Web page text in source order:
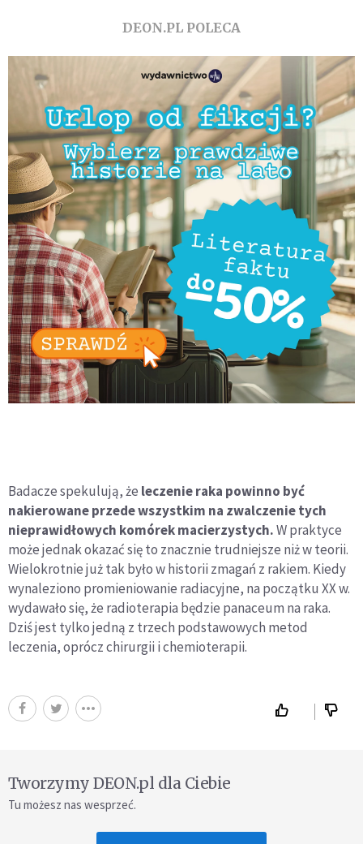
DEON.PL POLECA
Badacze spekulują, że leczenie raka powinno być
nakierowane przede wszystkim na zwalczenie tych
nieprawidłowych komórek macierzystych.W praktyce
może jednak okazać się to znacznie trudniejsze niż w teorii.
Wielokrotnie już tak było w historii zmagań z rakiem. Kiedy
wynaleziono promieniowanie radiacyjne, na początku XX w.
wydawało się, że radioterapia będzie panaceum na raka.
Dziś jest tylko jedną z trzech podstawowych metod
leczenia, oprócz chirurgii i chemioterapii.
Tworzymy DEON.pl dla Ciebie
Tu możesz nas wesprzeć.